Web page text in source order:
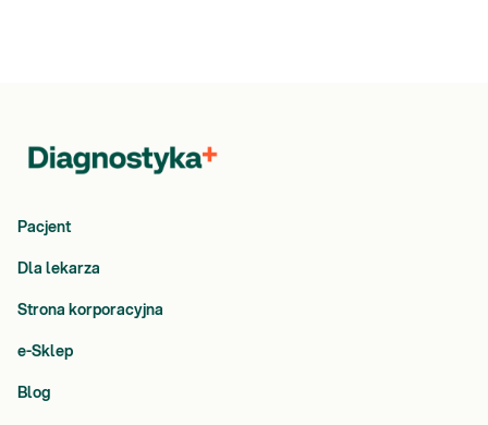
Pacjent
Dla lekarza
Strona korporacyjna
e-Sklep
Blog